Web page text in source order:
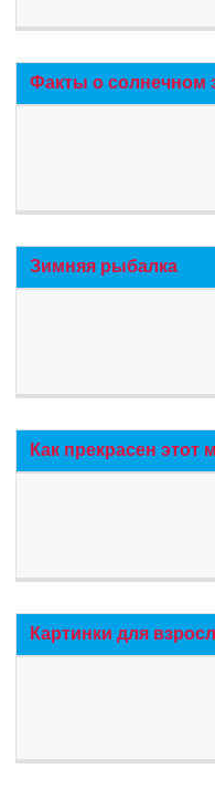
Факты о солнечном
Зимняя рыбалка
Как прекрасен этот
Картинки для